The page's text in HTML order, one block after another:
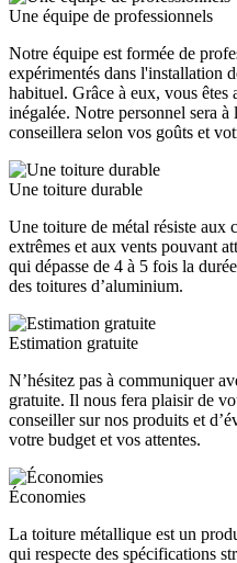
Une équipe de professionnels
Notre équipe est formée de
expérimentés dans l'installation
habituel. Grâce à eux, vous êtes
inégalée. Notre personnel sera à
conseillera selon vos goûts et
Une toiture durable
Une toiture de métal résiste aux
extrêmes et aux vents pouvant
qui dépasse de 4 à 5 fois la
des toitures d’aluminium.
Estimation gratuite
N’hésitez pas à communiquer
gratuite. Il nous fera plaisir de
conseiller sur nos produits et
votre budget et vos attentes.
Économies
La toiture métallique est un
qui respecte des spécifications